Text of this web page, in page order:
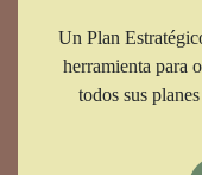
Un Plan
herramienta para
todos sus